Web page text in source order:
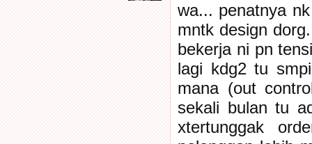
wa... penatnya
mntk design
bekerja ni pn
lagi kdg2 tu
mana (out
sekali bulan tu
xtertunggak